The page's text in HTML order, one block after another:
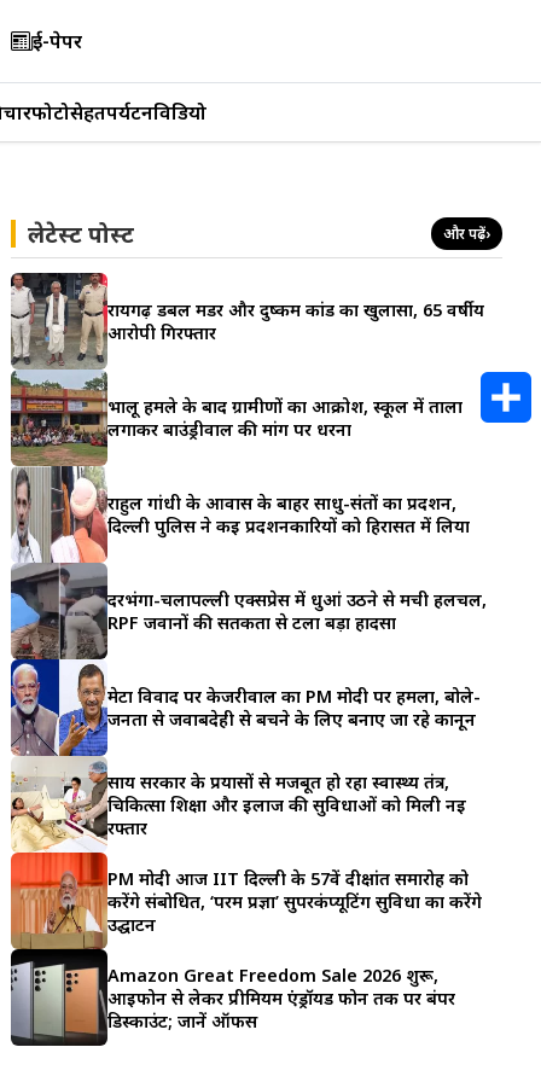
ई-पेपर
फोटोसेहतपर्यटनविडियो
लेटेस्ट पोस्ट और पढ़ें›
रायगढ़ डबल मर्डर और दुष्कर्म कांड का खुलासा, 65 वर्षीय
आरोपी गिरफ्तार
भालू हमले के बाद ग्रामीणों का आक्रोश, स्कूल में ताला
लगाकर बाउंड्रीवाल की मांग पर धरना
राहुल गांधी के आवास के बाहर साधु-संतों का प्रदर्शन,
दिल्ली पुलिस ने कई प्रदर्शनकारियों को हिरासत में लिया
दरभंगा-चर्लापल्ली एक्सप्रेस में धुआं उठने से मची हलचल,
RPF जवानों की सतर्कता से टला बड़ा हादसा
मेटा विवाद पर केजरीवाल का PM मोदी पर हमला, बोले-
जनता से जवाबदेही से बचने के लिए बनाए जा रहे कानून
साय सरकार के प्रयासों से मजबूत हो रहा स्वास्थ्य तंत्र,
चिकित्सा शिक्षा और इलाज की सुविधाओं को मिली नई
रफ्तार
PM मोदी आज IIT दिल्ली के 57वें दीक्षांत समारोह को
करेंगे संबोधित, ‘परम प्रज्ञा’ सुपरकंप्यूटिंग सुविधा का करेंगे
उद्घाटन
Amazon Great Freedom Sale 2026 शुरू,
आईफोन से लेकर प्रीमियम एंड्रॉयड फोन तक पर बंपर
डिस्काउंट; जानें ऑफर्स
r